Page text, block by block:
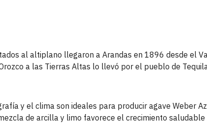
al altiplano llegaron a Arandas en 1896 desde el
a las Tierras Altas lo llevó por el pueblo de
y el clima son ideales para producir agave Weber
de arcilla y limo favorece el crecimiento